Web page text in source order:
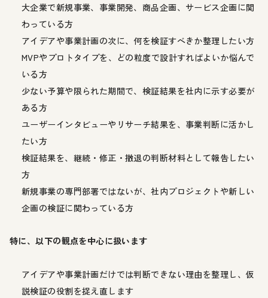
大企業で新規事業、事業開発、商品企画、サービス企画に関
わっている方
アイデアや事業計画の次に、何を検証すべきか整理したい方
MVPやプロトタイプを、どの粒度で設計すればよいか悩んで
いる方
少ない予算や限られた期間で、検証結果を社内に示す必要が
ある方
ユーザーインタビューやリサーチ結果を、事業判断に活かし
たい方
検証結果を、継続・修正・撤退の判断材料として報告したい
方
新規事業の専門部署ではないが、社内プロジェクトや新しい
企画の検証に関わっている方
特に、以下の観点を中心に扱います
アイデアや事業計画だけでは判断できない理由を整理し、仮
説検証の役割を捉え直します